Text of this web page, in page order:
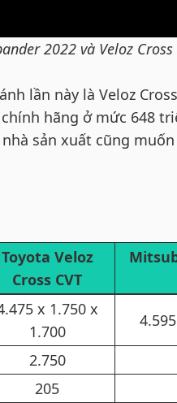
2022 và Veloz Cross
lần này là Veloz
hãng ở mức 648
sản xuất cũng
Toyota Veloz
Cross CVT​
x 1.750 x
1.700​
2.750​
205​